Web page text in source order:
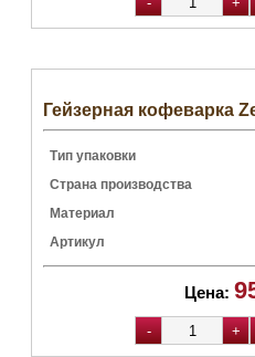
Гейзерная кофеварка
Тип упаковки
Страна производства
Материал
Артикул
Цена: